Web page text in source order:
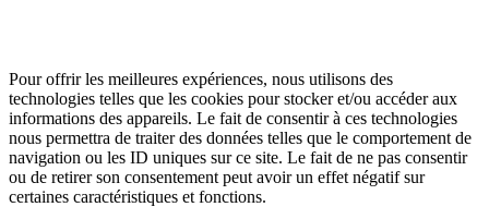
Pour offrir les meilleures expériences, nous utilisons des
technologies telles que les cookies pour stocker et/ou accéder aux
informations des appareils. Le fait de consentir à ces technologies
nous permettra de traiter des données telles que le comportement de
navigation ou les ID uniques sur ce site. Le fait de ne pas consentir
ou de retirer son consentement peut avoir un effet négatif sur
certaines caractéristiques et fonctions.